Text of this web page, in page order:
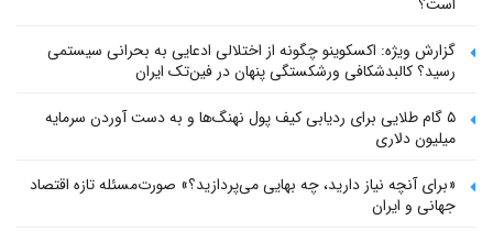
است؟
گزارش ویژه: اکسکوینو چگونه از اختلالی ادعایی به بحرانی سیستمی
رسید؟ کالبدشکافی ورشکستگی پنهان در فین‌تک ایران
۵ گام طلایی برای ردیابی کیف پول‌ نهنگ‌ها و به دست آوردن سرمایه
میلیون دلاری
«برای آنچه نیاز دارید، چه بهایی می‌پردازید؟» صورت‌مسئله تازه اقتصاد
جهانی و ایران